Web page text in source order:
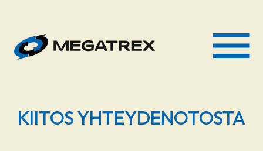
AVAA VALIKKO
KIITOS YHTEYDENOTOSTA